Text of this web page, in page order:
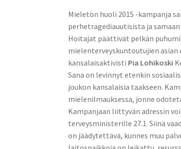
Mieletön huoli 2015 -kampanja
perhetragediauutisista ja
Hoitajat päättivät pelkän
mielenterveyskuntoutujien asian
kansalaisaktivisti Pia Lohikoski
Sana on levinnyt etenkin
joukon kansalaisia taakseen.
mielenilmauksessa, jonne
Kampanjaan liittyvän adressin
terveysministerille 27.1. Siinä
on jäädytettävä, kunnes muu